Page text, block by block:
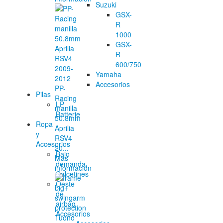
Suzuki
GSX-
R
1000
GSX-
R
600/750
Yamaha
Accesorios
Pilas
LP
Batterie
Ropa
y
Accesorios
Bajo
demanda,
Calcetines
Oeste
de
airbag
Accesorios
PP-
Racing
manilla
50.8mm
Aprilia
RSV4
20...
Más
información